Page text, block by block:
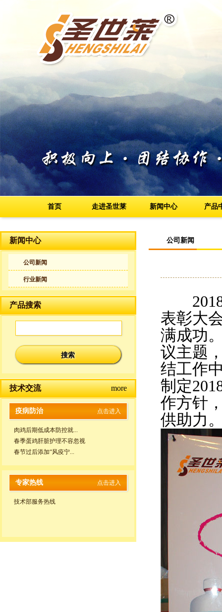
首页 走进圣世莱 新闻中心 产品
新闻中心
公司新闻
行业新闻
产品搜索
more
技术交流
点击进入
疫病防治
肉鸡后期低成本防控就...
春季蛋鸡肝脏护理不容忽视
春节过后添加“风疫宁...
点击进入
专家热线
技术部服务热线
公司新闻
2018
表彰大
满成功
议主题
结工作
制定
作方针
供助力